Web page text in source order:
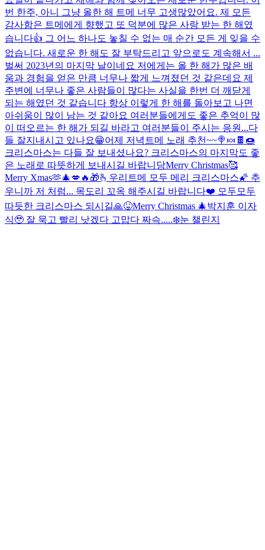
번 한주, 아니 그냥 올한 해 트메 너무 고생많았어요. 제 모든
감사함은 트메에게 향했고 또 덕분에 많은 사랑 받는 한 해였
습니다👍 그 어느 하나도 놓칠 수 없는 매 순간 모든 게 잊을 수
없습니다. 새로운 한 해도 잘 부탁드리고 앞으로도 계속해서 ...
벌써 2023년의 마지막 날이네요 저에게는 올 한 해가 많은 배
움과 경험을 얻은 만큼 너무나 짧게 느껴졌던 것 같은데요 제
주변에 너무나 좋은 사람들이 많다는 사실을 한번 더 깨닫게
되는 해였던 것 같습니다 항상 이렇게 한 해를 돌아보고 나면
아쉬움이 많이 남는 것 같아요 여러분들에게도 좋은 추억이 많
이 떠오르는 한 해가 되길 바라고 여러분들이 주시는 응원...다
들 잘지내시고 있나요😁어제 저녁 트메 노래 추천~~🍭🍬🍫🍩
크리스마스는 다들 잘 보내셨나요? 크리스마스의 마지막도 좋
은 노래로 따뜻하게 보내시길 바랍니당Merry Christmas🥰
Merry Xmas🫶🎄💋🔥🎁🫰 우리트메 모두 메리 크리스마스🌠 추
우니까 저 처럼... 목도리 꼬옥 해주시길 바랍니다❤️ 모두모두
따듯한 크리스마스 되시길🙏😝Merry Christmas 🎄박지훈 이자
식🥹 잘 묵고 빨리 낫겠다 고맙다 짜슥.....❄️눈 챌린지